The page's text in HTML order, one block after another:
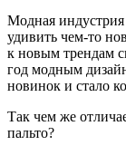
Модная индустрия
удивить чем-то
к новым трендам
год модным
новинок и стало
Так чем же
пальто?